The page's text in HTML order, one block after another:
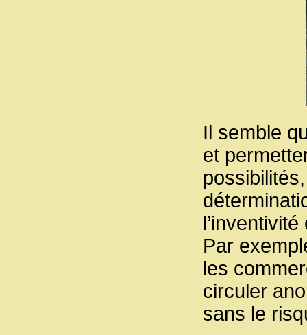
Il semble
et
Par
les
circuler
sans le